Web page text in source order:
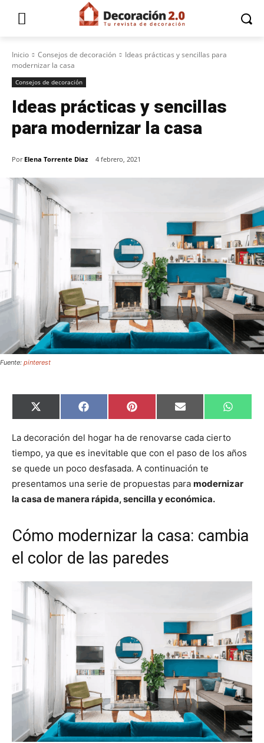
Inicio Consejos de decoración
Ideas prácticas y sencillas para
modernizar la casa
Consejos de decoración
Ideas prácticas y sencillas
para modernizar la casa
Por Elena Torrente Diaz 4 febrero, 2021
Fuente: pinterest
C
o
p
r
i
r
e
n
X
(
w
t
t
e
r
)
C
o
p
r
i
r
e
n
F
a
e
o
o
k
C
o
p
r
t
i
r
e
n
P
i
t
r
e
s
t
C
o
p
r
t
i
r
e
n
E
m
i
C
o
r
r
e
W
h
A
La decoración del hogar ha de renovarse cada cierto
tiempo, ya que es inevitable que con el paso de los años
se quede un poco desfasada. A continuación te
presentamos una serie de propuestas para modernizar
la casa de manera rápida, sencilla y económica.
Cómo modernizar la casa: cambia
el color de las paredes